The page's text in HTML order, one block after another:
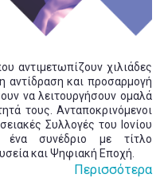
αντιμετωπίζουν χιλιάδες
αντίδραση και προσαρμογή
να λειτουργήσουν ομαλά
τους. Ανταποκρινόμενοι
Συλλογές του Ιονίου
ένα συνέδριο με τίτλο
και Ψηφιακή Εποχή.
Περισσότερα